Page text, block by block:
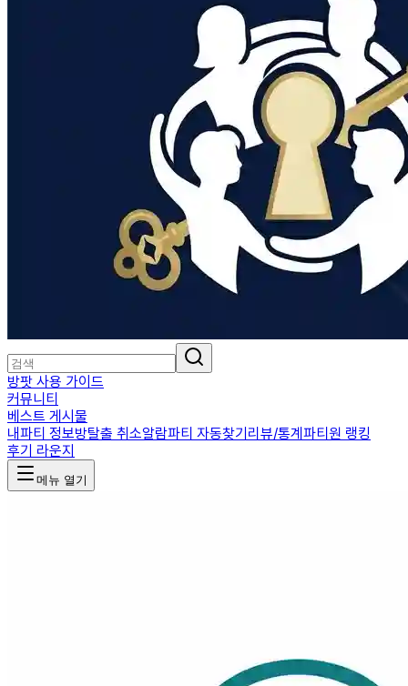
방팟 사용 가이드
커뮤니티
베스트 게시물
내파티 정보방탈출 취소알람파티 자동찾기리뷰/통계파티원 랭킹
후기 라운지
메뉴 열기